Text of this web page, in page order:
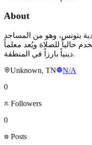
About
بتونس، وهو من المساجد
حالياً للصلاة ويُعد معلماً
دينياً بارزاً في المنطقة.
Unknown, TN
N/A
0
Followers
0
Posts